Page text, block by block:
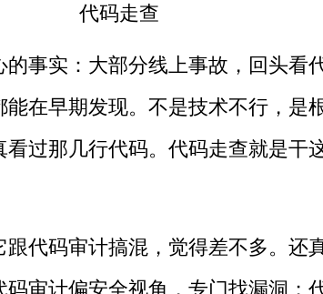
代码走查
的事实：大部分线上事故，回头看
能在早期发现。不是技术不行，是
看过那几行代码。代码走查就是干
跟代码审计搞混，觉得差不多。还
码审计偏安全视角，专门找漏洞；